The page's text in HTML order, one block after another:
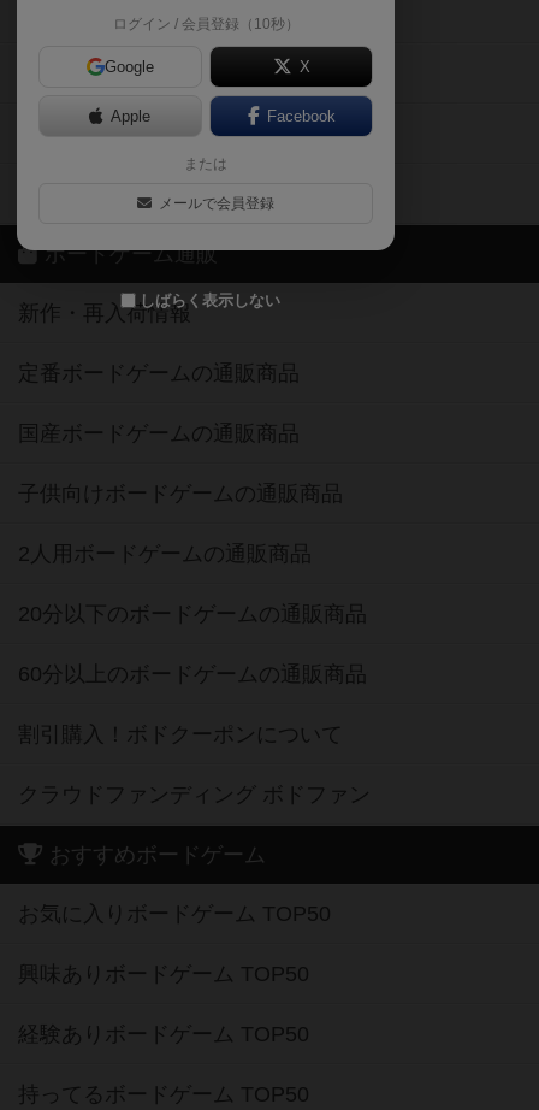
ログイン / 会員登録（10秒）
Google X
Apple Facebook
または
メールで会員登録
しばらく表示しない
掲示板・トピックス
ボドとも・会員一覧
ボードゲーム業界コラム
ボドゲーマご利用案内
ボードゲーム通販
新作・再入荷情報
定番ボードゲームの通販商品
国産ボードゲームの通販商品
子供向けボードゲームの通販商品
2人用ボードゲームの通販商品
20分以下のボードゲームの通販商品
60分以上のボードゲームの通販商品
割引購入！ボドクーポンについて
クラウドファンディング ボドファン
おすすめボードゲーム
お気に入りボードゲーム TOP50
興味ありボードゲーム TOP50
経験ありボードゲーム TOP50
持ってるボードゲーム TOP50